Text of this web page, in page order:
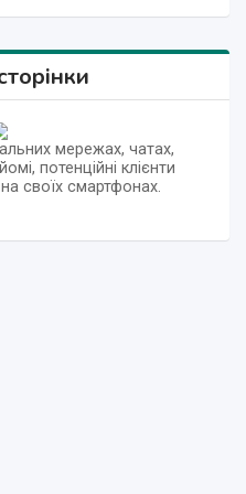
мережах, чатах,
потенційні клієнти
своїх смартфонах.